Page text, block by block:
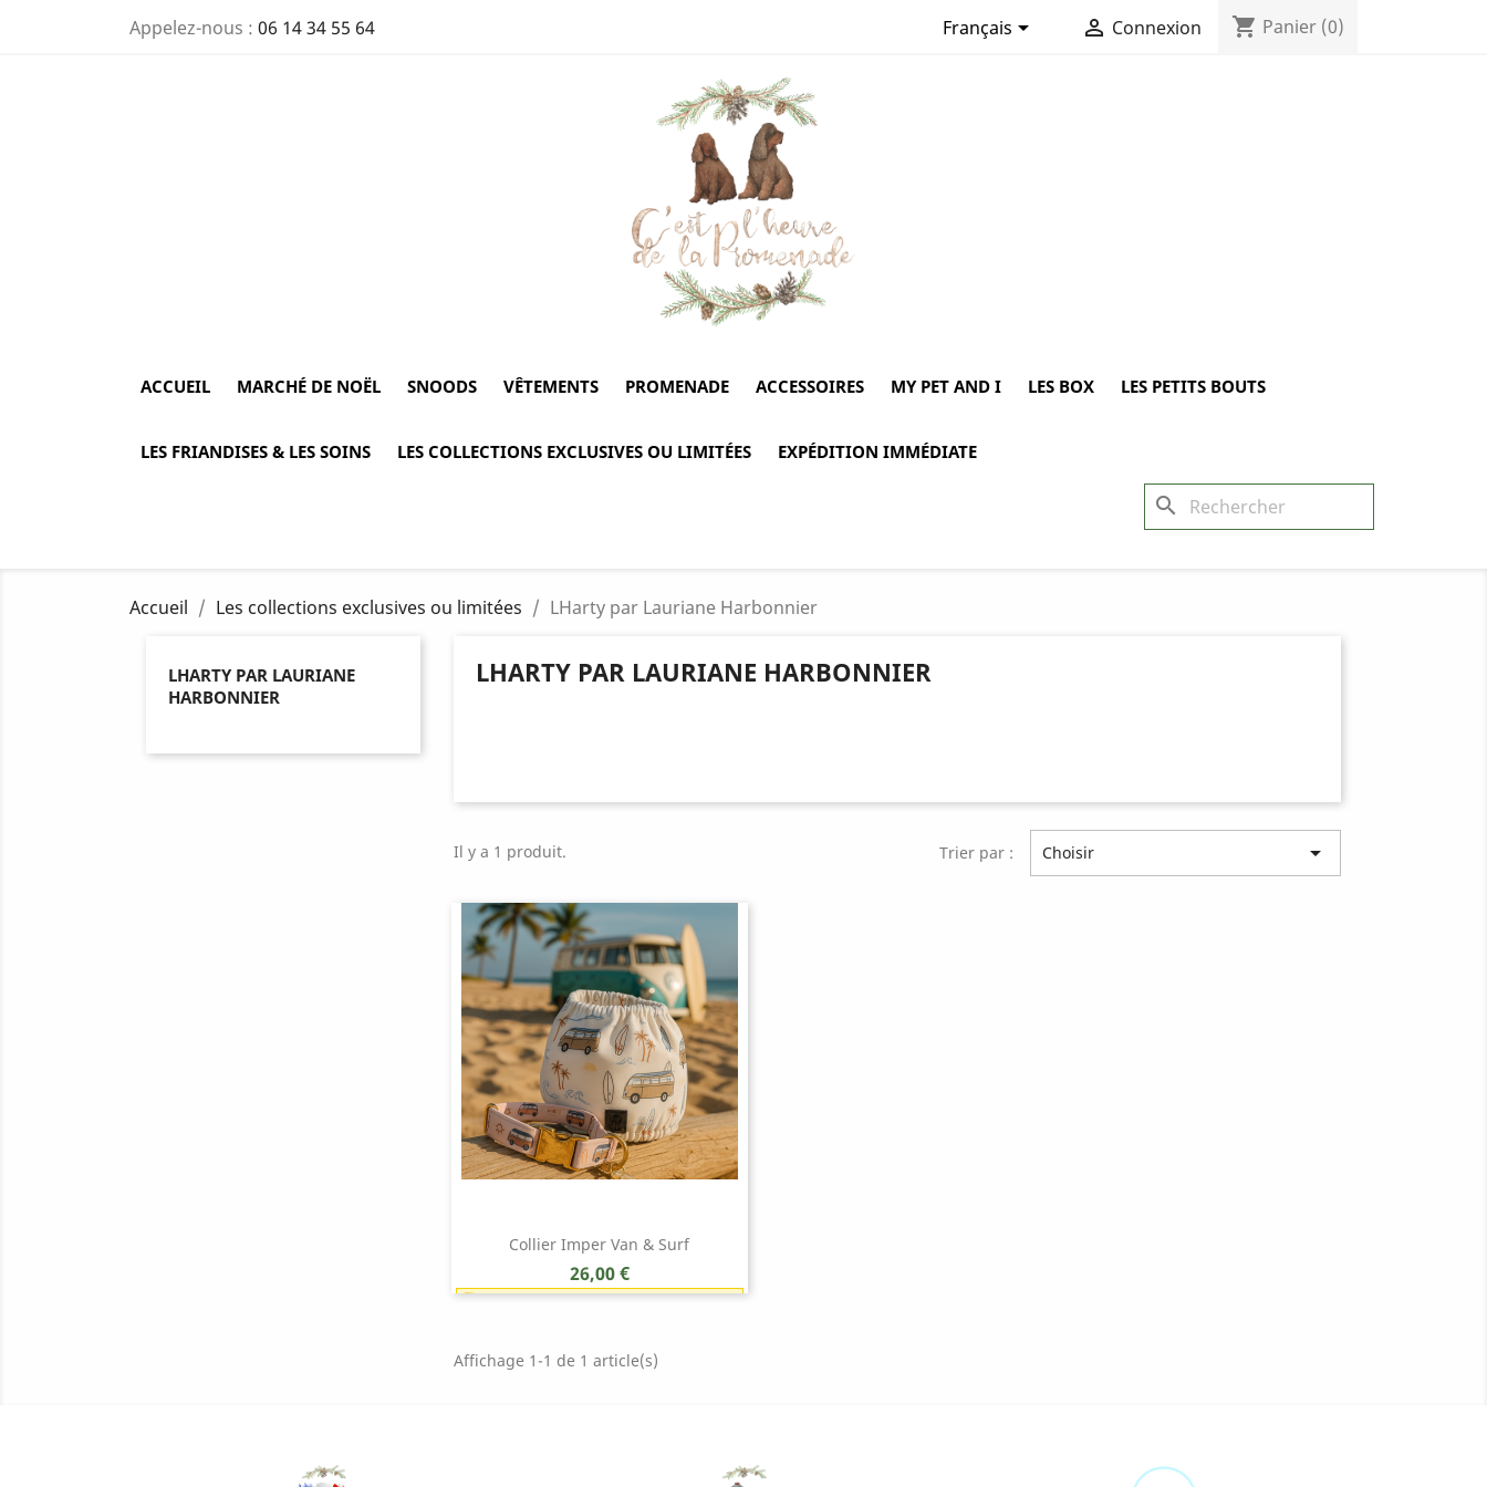
Appelez-nous : 06 14 34 55 64 Français  Connexion shopping_cart Panier (0)
ACCUEIL MARCHÉ DE NOËL SNOODS VÊTEMENTS PROMENADE ACCESSOIRES MY PET AND I LES BOX LES PETITS BOUTS
LES FRIANDISES & LES SOINS LES COLLECTIONS EXCLUSIVES OU LIMITÉES EXPÉDITION IMMÉDIATE
search
Accueil Les collections exclusives ou limitées LHarty par Lauriane Harbonnier
LHARTY PAR LAURIANE
HARBONNIER
LHARTY PAR LAURIANE HARBONNIER
Il y a 1 produit. Trier par : Choisir 
Collier Imper Van & Surf
Prix
26,00 €
Affichage 1-1 de 1 article(s)